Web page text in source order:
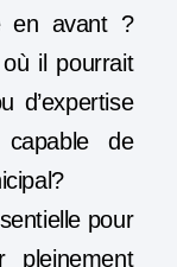
en avant ?
il pourrait
d’expertise
de
pour
pleinement